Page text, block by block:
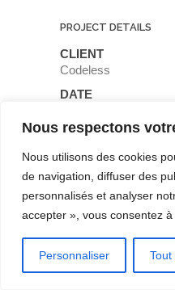
Nous respectons
Nous utilisons des cookies
de navigation, diffuser des
personnalisés et analyser
accepter », vous consentez
Personnaliser
PROJECT DETAILS
CLIENT
Codeless
DATE
TECHNOLOGY
Wordpress Themes